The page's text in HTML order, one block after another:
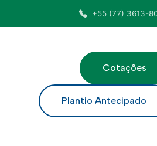
+55 (77) 3613-
Cotações
Plantio Antecipado